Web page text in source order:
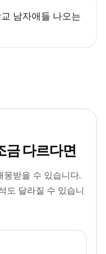
남자애들 나오는
금 다르다면
몽받을 수 있습니다.
도 달라질 수 있습니